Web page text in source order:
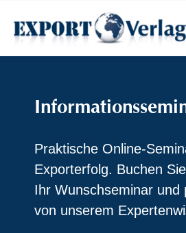
Praktische Online-
Exporterfolg. Buchen
Ihr Wunschseminar und
von unserem